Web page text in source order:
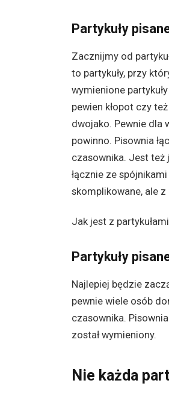
Partykuły
Zacznijmy od
to partykuły, przy
wymienione
pewien kłopot czy
dwojako. Pewnie dla
powinno. Pisownia
czasownika. Jest też
łącznie ze
skomplikowane, ale
Jak jest z
Partykuły
Najlepiej będzie
pewnie wiele osób
czasownika.
został wymieniony.
Nie każda